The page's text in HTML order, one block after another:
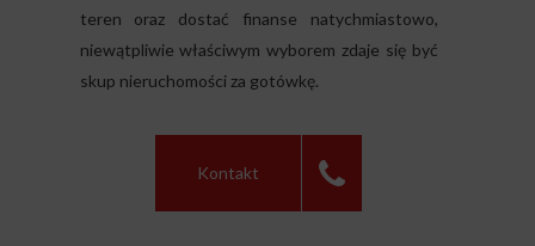
teren oraz dostać finanse natychmiastowo,
niewątpliwie właściwym wyborem zdaje się być
skup nieruchomości za gotówkę.
Kontakt